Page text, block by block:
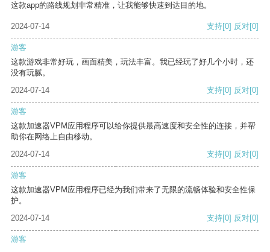
这款app的路线规划非常精准，让我能够快速到达目的地。
2024-07-14 支持[0] 反对[0]
游客
这款游戏非常好玩，画面精美，玩法丰富。我已经玩了好几个小时，还
没有玩腻。
2024-07-14
支持[0] 反对[0]
游客
这款加速器VPM应用程序可以给你提供最高速度和安全性的连接，并帮
助你在网络上自由移动。
2024-07-14
支持[0] 反对[0]
游客
这款加速器VPM应用程序已经为我们带来了无限的流畅体验和安全性保
护。
2024-07-14
支持[0] 反对[0]
游客